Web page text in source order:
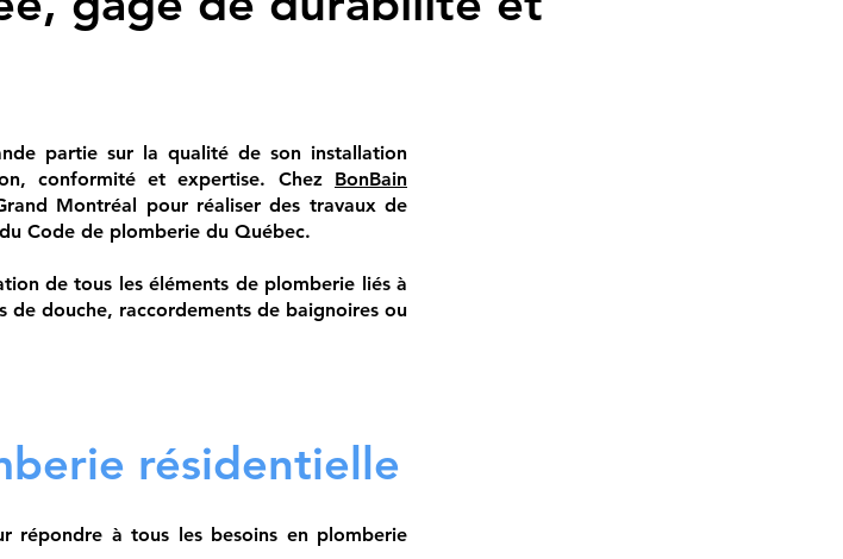
partie sur la qualité de son installation
conformité et expertise. Chez BonBain
Montréal pour réaliser des travaux de
Code de plomberie du Québec.
de tous les éléments de plomberie liés à
de douche, raccordements de baignoires ou
résidentielle
répondre à tous les besoins en plomberie